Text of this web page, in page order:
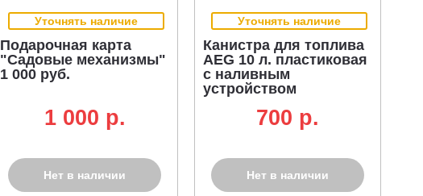
Уточнять наличие
Подарочная карта
"Садовые механизмы"
1 000 руб.
1 000 p.
Нет в наличии
Уточнять наличие
Канистра для топлива
AEG 10 л. пластиковая
с наливным
устройством
700 p.
Нет в наличии